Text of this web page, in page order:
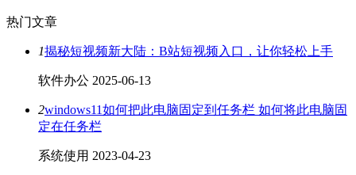
热门文章
1揭秘短视频新大陆：B站短视频入口，让你轻松上手
软件办公 2025-06-13
2windows11如何把此电脑固定到任务栏 如何将此电脑固
定在任务栏
系统使用 2023-04-23